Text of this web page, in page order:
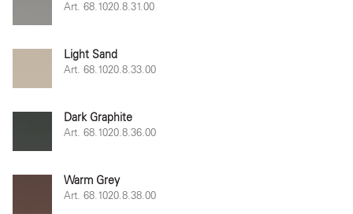
Art. 68.1020.8.31.00
Light Sand
Art. 68.1020.8.33.00
Dark Graphite
Art. 68.1020.8.36.00
Warm Grey
Art. 68.1020.8.38.00